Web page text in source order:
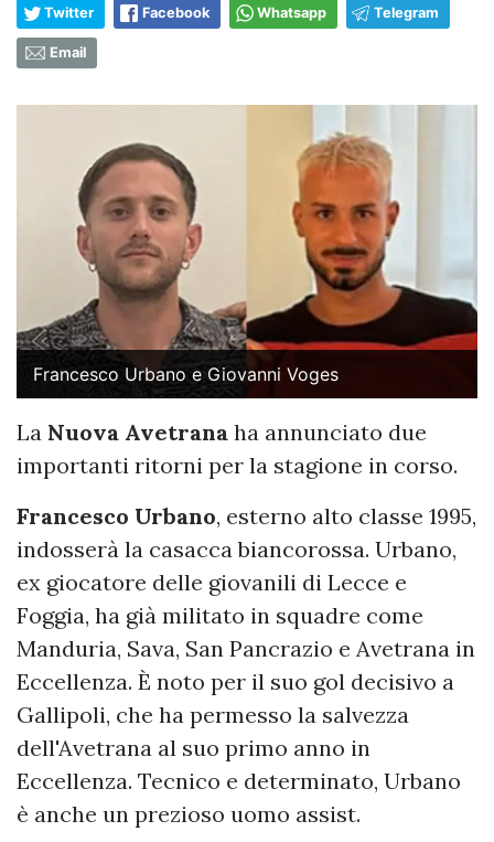
Twitter Facebook Whatsapp Telegram
Email
Francesco Urbano e Giovanni Voges
La Nuova Avetrana ha annunciato due
importanti ritorni per la stagione in corso.
Francesco Urbano, esterno alto classe 1995,
indosserà la casacca biancorossa. Urbano,
ex giocatore delle giovanili di Lecce e
Foggia, ha già militato in squadre come
Manduria, Sava, San Pancrazio e Avetrana in
Eccellenza. È noto per il suo gol decisivo a
Gallipoli, che ha permesso la salvezza
dell'Avetrana al suo primo anno in
Eccellenza. Tecnico e determinato, Urbano
è anche un prezioso uomo assist.